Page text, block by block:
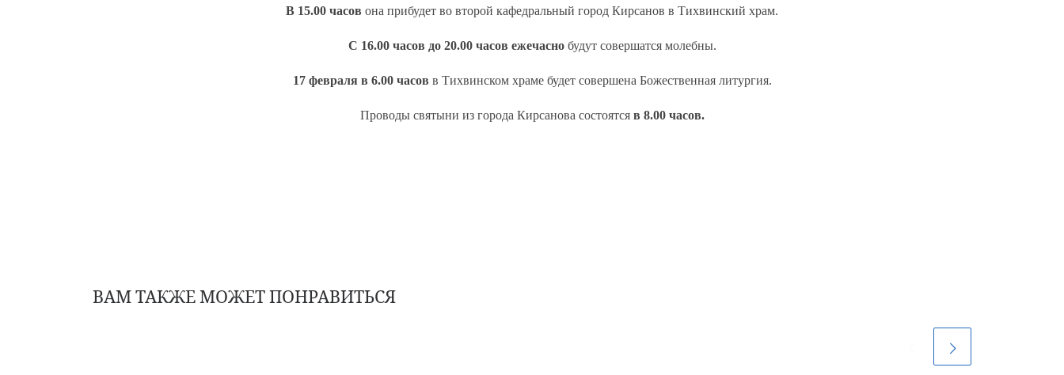
В 15.00 часов она прибудет во второй кафедральный город Кирсанов в Тихвинский храм.
С 16.00 часов до 20.00 часов ежечаснобудут совершатся молебны.
17 февраля в 6.00 часов в Тихвинском храме будет совершена Божественная литургия.
Проводы святыни из города Кирсанова состоятся в 8.00 часов.
ВАМ ТАКЖЕ МОЖЕТ ПОНРАВИТЬСЯ